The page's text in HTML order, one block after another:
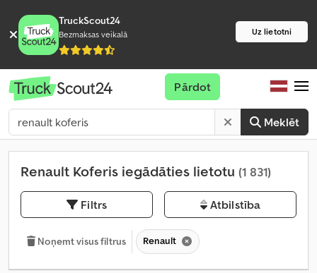
TruckScout24
Bezmaksas veikalā Uz lietotni
Meklēt
Pārdot
Renault Koferis iegādāties lietotu (1 831)
Filtrs Atbilstība
Noņemt visus filtrus Renault